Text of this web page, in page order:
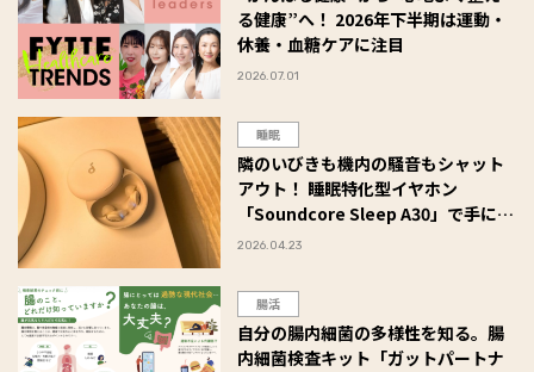
る健康”へ！ 2026年下半期は運動・
休養・血糖ケアに注目
2026.07.01
睡眠
隣のいびきも機内の騒音もシャット
アウト！ 睡眠特化型イヤホン
「Soundcore Sleep A30」で手に入
れた“究極の熟睡”体験レポ
2026.04.23
腸活
自分の腸内細菌の多様性を知る。腸
内細菌検査キット「ガットパートナ